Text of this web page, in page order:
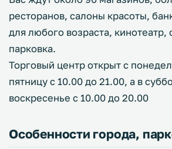
ресторанов, салоны красоты,
для любого возраста, кинотеатр,
парковка.
Торговый центр открыт с
пятницу с 10.00 до 21.00, а в
воскресенье с 10.00 до 20.00
Особенности города,